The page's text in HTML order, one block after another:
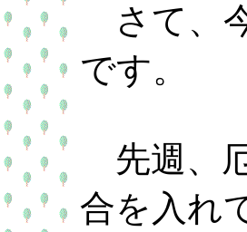
さて、
です。
先週、
合を入れ